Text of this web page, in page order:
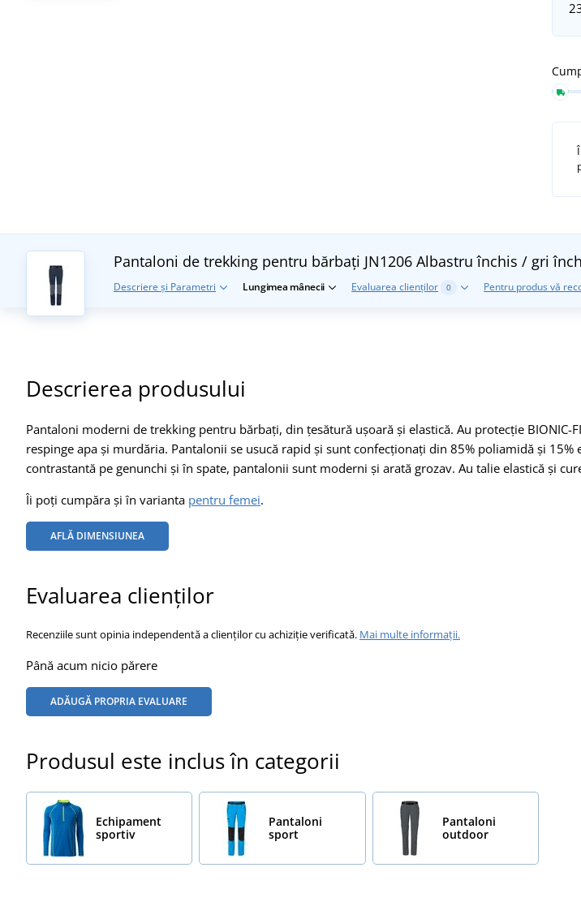
Pantaloni de trekking pentru bărbați JN1206 Albastru închis / gri
Descriere și Parametri Lungimea mânecii Evaluarea clienților 0 Pentru produs vă
Descrierea produsului
Pantaloni moderni de trekking pentru bărbați, din țesătură ușoară și elastică. Au protecție BIONIC-
respinge apa și murdăria. Pantalonii se usucă rapid și sunt confecționați din 85% poliamidă și 15%
contrastantă pe genunchi și în spate, pantalonii sunt moderni și arată grozav. Au talie elastică și
Îi poți cumpăra și în varianta pentru femei.
AFLĂ DIMENSIUNEA
Evaluarea clienților
Recenziile sunt opinia independentă a clienților cu achiziție verificată. Mai multe informații.
Până acum nicio părere
ADĂUGĂ PROPRIA EVALUARE
Produsul este inclus în categorii
Echipament
sportiv
Pantaloni
sport
Pantaloni
outdoor